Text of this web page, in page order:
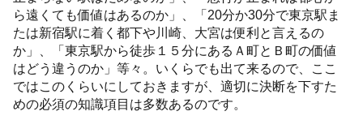
ら遠くても価値はあるのか」、「20分か30分で東京駅ま
たは新宿駅に着く都下や川崎、大宮は便利と言えるの
か」、「東京駅から徒歩１５分にあるＡ町とＢ町の価値
はどう違うのか」等々。いくらでも出て来るので、ここ
ではこのくらいにしておきますが、適切に決断を下すた
めの必須の知識項目は多数あるのです。